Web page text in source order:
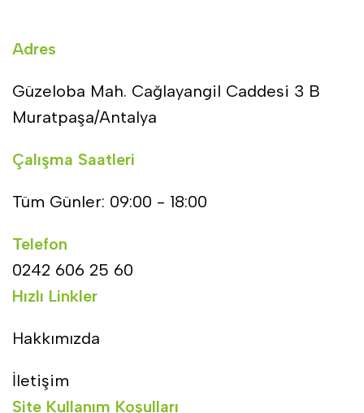
Adres
Güzeloba Mah. Cağlayangil Caddesi 3 B
Muratpaşa/Antalya
Çalışma Saatleri
Tüm Günler: 09:00 - 18:00
Telefon
0242 606 25 60
Hızlı Linkler
Hakkımızda
İletişim
Site Kullanım Koşulları